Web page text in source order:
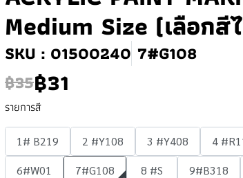
Medium Size (เลือกสี
SKU : 01500240 7#G108
฿35฿31
รายการสี
1# B219 2 #Y108 3 #Y408 4
6#W01
7#G108 8 #S 9#B318